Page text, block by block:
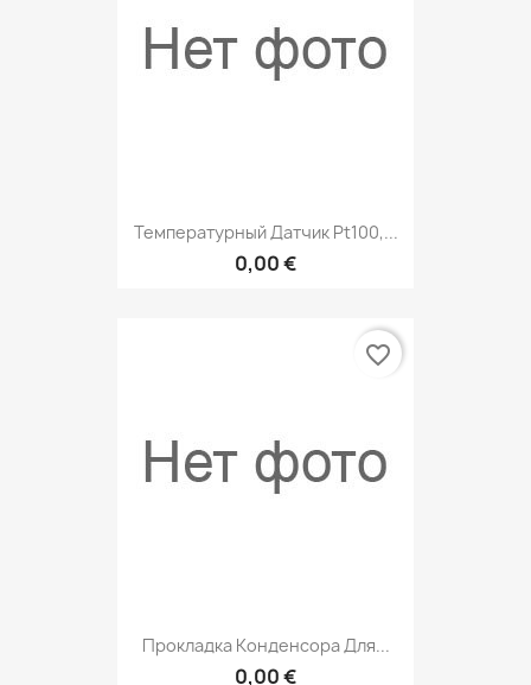
Температурный Датчик Pt100,...
0,00 €
Прокладка Конденсора Для...
0,00 €
favorite_border